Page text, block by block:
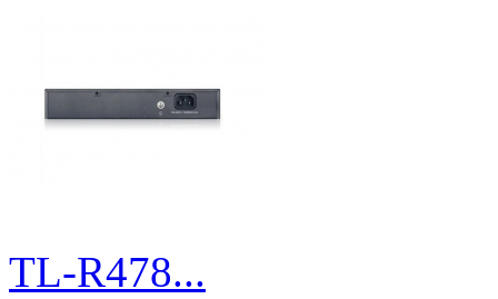
TL-R478...